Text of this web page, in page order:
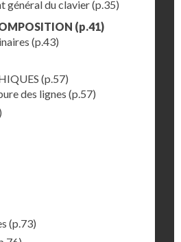
général du clavier(p.35)
(p.41)
(p.43)
(p.57)
des lignes (p.57)
(p.73)